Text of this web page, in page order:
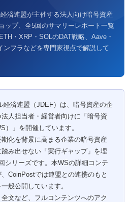
済連盟が主催する法人向け暗号資産
ップ、全5回のサマリーレポート一覧
・XRP・SOLのDAT戦略、Aave・
ンフラなどを専門家視点で解説して
経済連盟（JDEF）は、暗号資産の企
人担当者・経営者向けに「暗号資
）」を開催しています。
化を背景に高まる企業の暗号資産
み出せない「実行ギャップ」を埋
シリーズです。本WSの詳細コンテ
CoinPostでは連盟との連携のもと
般公開しています。
文など、フルコンテンツへのアク